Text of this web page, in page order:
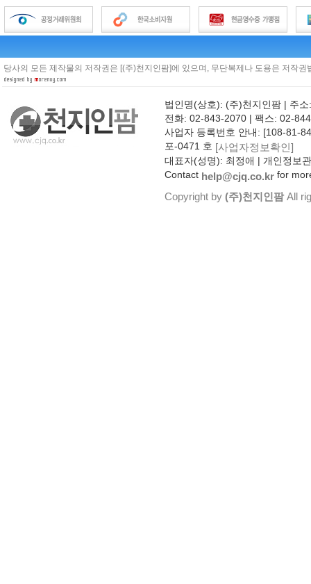
당사의 모든 제작물의 저작권은 [(주)천지인팜]에 있으며, 무단복제나 도용은 저작
법인명(상호): (주)천지인팜 | 주
전화: 02-843-2070 | 팩스: 02-
사업자 등록번호 안내: [108-81-
포-0471 호 [사업자정보확인]
대표자(성명): 최정애 | 개인정보
Contact help@cjq.co.kr for
Copyright by (주)천지인팜All